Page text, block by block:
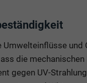
die
gegen UV-